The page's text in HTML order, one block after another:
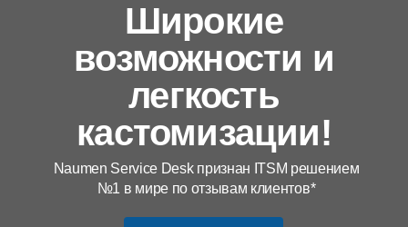
Широкие
возможности и
легкость
кастомизации!
Naumen Service Desk признан ITSM решением
№1 в мире по отзывам клиентов*